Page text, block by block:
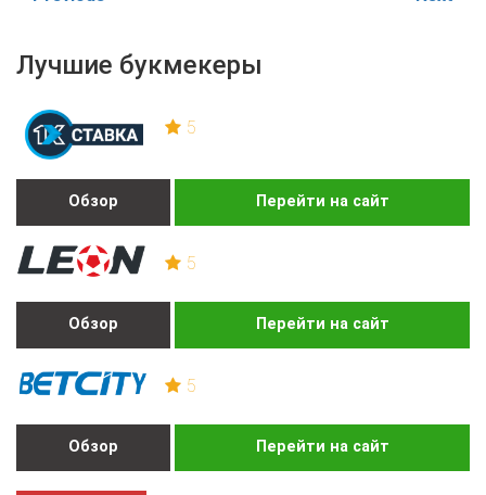
Лучшие букмекеры
5
Обзор Перейти на сайт
5
Обзор Перейти на сайт
5
Обзор Перейти на сайт